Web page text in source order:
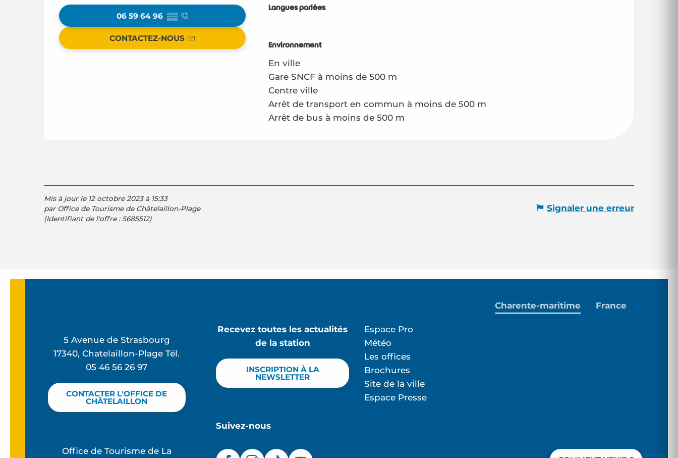
06 59 64 96 ▒▒
CONTACTEZ-NOUS
Langues parlées
Langues parlées
Environnement
Environnement
En ville
Gare SNCF à moins de 500 m
Centre ville
Arrêt de transport en commun à moins de 500 m
Arrêt de bus à moins de 500 m
Mis à jour le 12 octobre 2023 à 15:33
par Office de Tourisme de Châtelaillon-Plage
(Identifiant de l'offre :5685512)
Signaler une erreur
5 Avenue de Strasbourg
17340, Chatelaillon-Plage Tél.
05 46 56 26 97
CONTACTER L'OFFICE DE
CHÂTELAILLON
Office de Tourisme de La
Recevez toutes les actualités
de la station
INSCRIPTION À LA
NEWSLETTER
Suivez-nous
Espace Pro
Météo
Les offices
Brochures
Site de la ville
Espace Presse
Charente-maritime France